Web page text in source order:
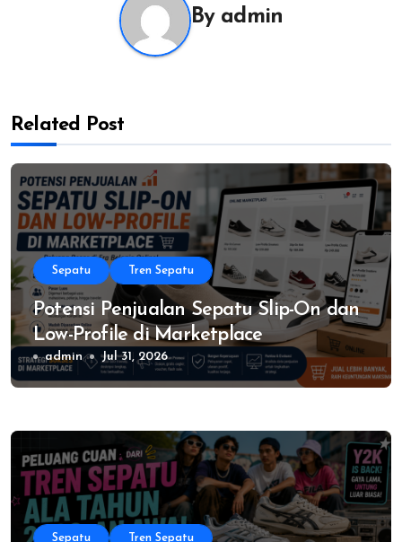
By admin
Related Post
Sepatu Tren Sepatu
Potensi Penjualan Sepatu Slip-On dan
Low-Profile di Marketplace
admin Jul 31, 2026
Sepatu Tren Sepatu